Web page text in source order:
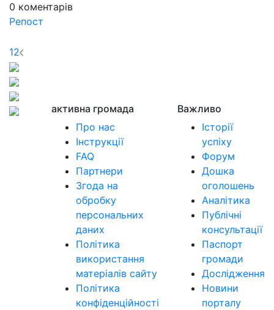
0 коментарів
Репост
12
активна громада
Про нас
Інструкції
FAQ
Партнери
Згода на
обробку
персональних
даних
Політика
використання
матеріалів сайту
Політика
конфіденційності
Важливо
Історії
успіху
Форум
Дошка
оголошень
Аналітика
Публічні
консультації
Паспорт
громади
Дослідження
Новини
порталу